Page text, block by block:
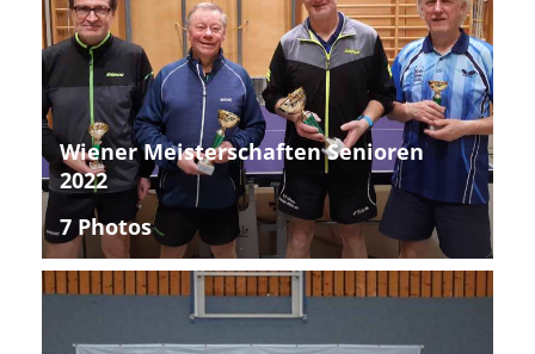
Wiener Meisterschaften Senioren
2022
7 Photos